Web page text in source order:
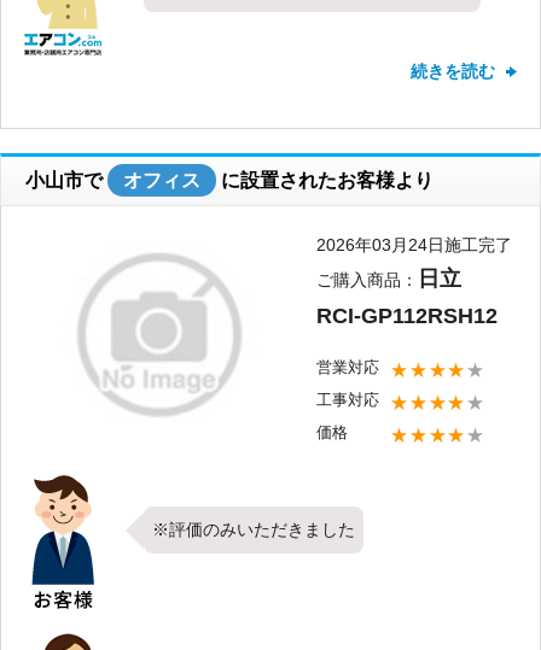
した。今回は東芝製業務用エアコンの天
せて頂きました。新しくお取り付けさせ
のメンテナンスやクリーニングなども
承っております。今後お使い頂く中で何
したらご相談下さいませ。すぐにご対応
させて頂きます。またのご利用を心より
お待ちしております。
続きを読む
小山市で オフィス に設置されたお客様より
2026年03月24日施工完了
ご購入商品：
日立
RCI-GP112RSH12
営業対応 ★★★★★
工事対応 ★★★★★
価格 ★★★★★
※評価のみいただきました